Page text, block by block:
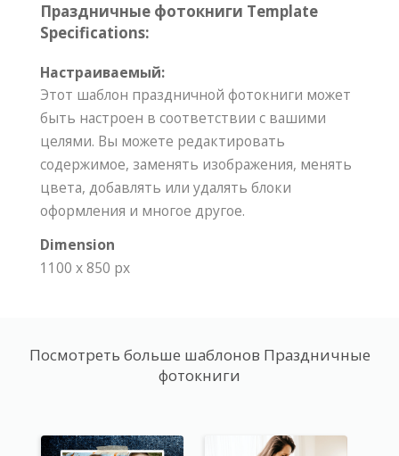
Праздничные фотокниги Template
Specifications:
Настраиваемый:
Этот шаблон праздничной фотокниги может
быть настроен в соответствии с вашими
целями. Вы можете редактировать
содержимое, заменять изображения, менять
цвета, добавлять или удалять блоки
оформления и многое другое.
Dimension
1100 x 850 px
Посмотреть больше шаблонов Праздничные
фотокниги